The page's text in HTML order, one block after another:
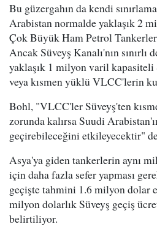
Bu güzergahın da kendi
Arabistan normalde yaklaşık 2
Çok Büyük Ham Petrol
Ancak Süveyş Kanalı'nın
yaklaşık 1 milyon varil
veya kısmen yüklü VLCC'lerin
Bohl, "VLCC'ler Süveyş'ten
zorunda kalırsa Suudi
geçirebileceğini etkileyecektir"
Asya'ya giden tankerlerin aynı
için daha fazla sefer yapması
geçişte tahmini 1.6 milyon dolar
milyon dolarlık Süveyş geçiş
belirtiliyor.